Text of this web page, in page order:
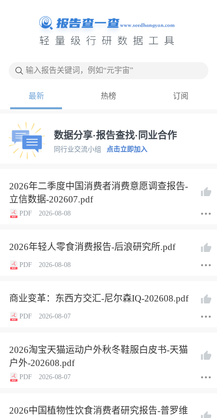
输入报告关键词，例如“元宇宙”
最新 热榜 订阅
数据分享·报告查找·同业合作
同行业交流小组 点击立即加入
2026年二季度中国消费者消费意愿调查报告-
立信数据-202607.pdf
PDF 2026-08-08
2026年轻人零食消费报告-后浪研究所.pdf
PDF 2026-08-08
商业变革：东西方交汇-尼尔森IQ-202608.pdf
PDF 2026-08-07
2026淘宝天猫运动户外秋冬鞋服白皮书-天猫
户外-202608.pdf
PDF 2026-08-07
2026中国植物性饮食消费者研究报告-普罗维